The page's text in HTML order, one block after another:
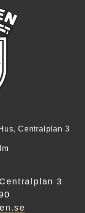
Centralplan 3
3